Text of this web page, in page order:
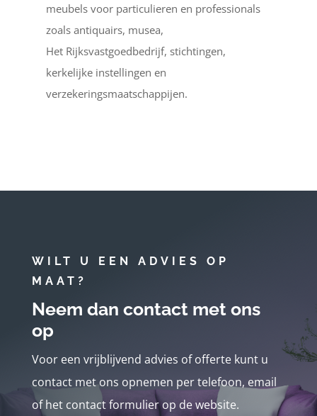
meubels voor particulieren en professionals
zoals antiquairs, musea,
Het Rijksvastgoedbedrijf, stichtingen,
kerkelijke instellingen en
verzekeringsmaatschappijen.
WILT U EEN ADVIES OP
MAAT?
Neem dan contact met ons
op
Voor een vrijblijvend advies of offerte kunt u
contact met ons opnemen per telefoon, email
of het contact formulier op de website.